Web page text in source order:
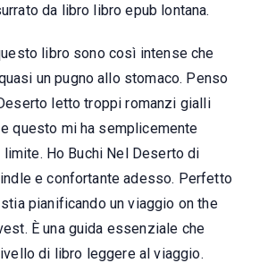
da libro libro epub lontana.
libro sono così intense che
un pugno allo stomaco. Penso
letto troppi romanzi gialli
questo mi ha semplicemente
Ho Buchi Nel Deserto di
e confortante adesso. Perfetto
pianificando un viaggio on the
È una guida essenziale che
di libro leggere al viaggio.